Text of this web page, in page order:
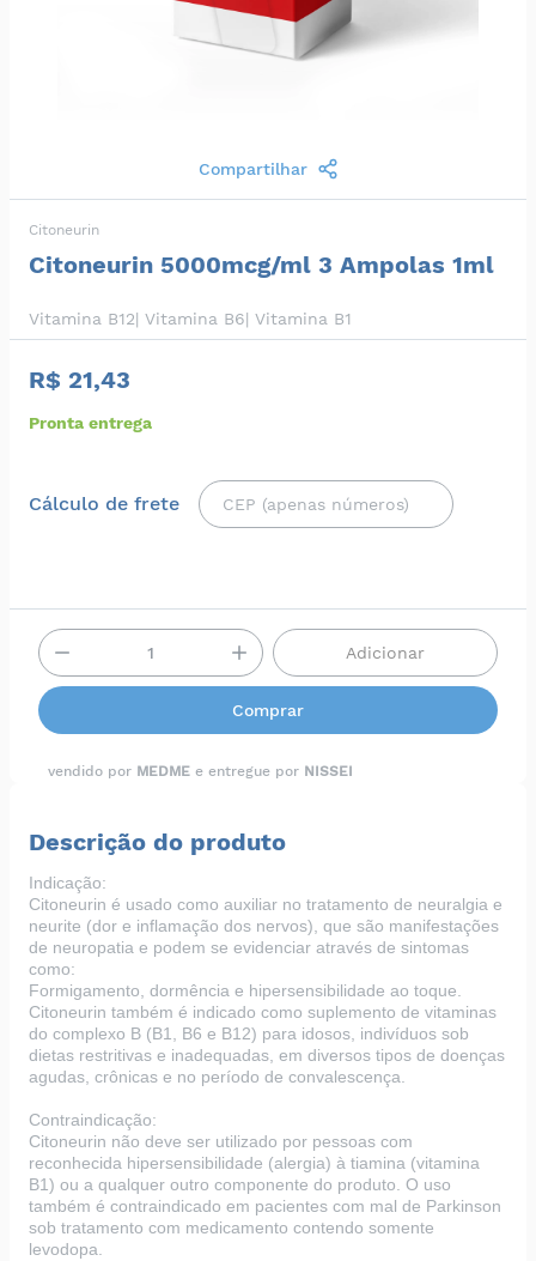
Compartilhar
Citoneurin
Citoneurin 5000mcg/ml 3 Ampolas 1ml
Vitamina B12| Vitamina B6| Vitamina B1
R$ 21,43
Pronta entrega
Cálculo de frete
Adicionar
Comprar
vendido por MEDME e entregue por NISSEI
Descrição do produto
Indicação:
Citoneurin é usado como auxiliar no tratamento de neuralgia e
neurite (dor e inflamação dos nervos), que são manifestações
de neuropatia e podem se evidenciar através de sintomas
como:
Formigamento, dormência e hipersensibilidade ao toque.
Citoneurin também é indicado como suplemento de vitaminas
do complexo B (B1, B6 e B12) para idosos, indivíduos sob
dietas restritivas e inadequadas, em diversos tipos de doenças
agudas, crônicas e no período de convalescença.
Contraindicação:
Citoneurin não deve ser utilizado por pessoas com
reconhecida hipersensibilidade (alergia) à tiamina (vitamina
B1) ou a qualquer outro componente do produto. O uso
também é contraindicado em pacientes com mal de Parkinson
sob tratamento com medicamento contendo somente
levodopa.